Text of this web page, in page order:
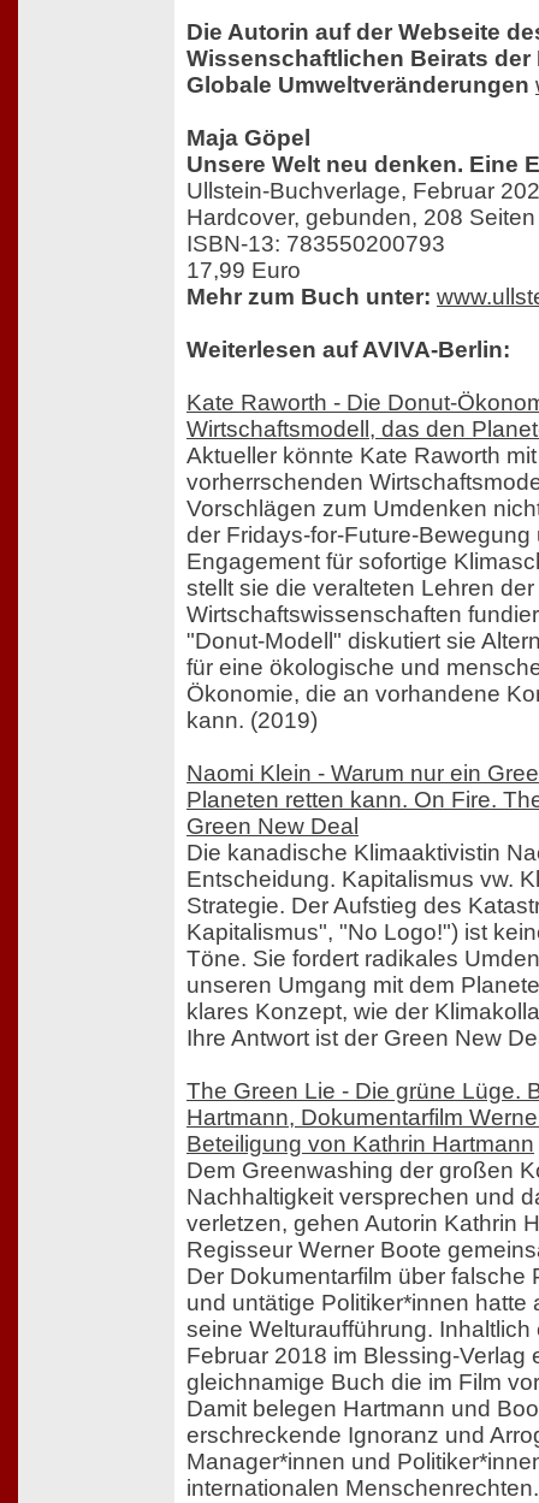
Die Autorin auf der Webseite
Wissenschaftlichen Beirats
Globale Umweltveränderungen
Maja Göpel
Unsere Welt neu denken. Eine
Ullstein-Buchverlage, Februar
Hardcover, gebunden, 208 Seiten
ISBN-13: 783550200793
17,99 Euro
Mehr zum Buch unter:
Weiterlesen auf AVIVA-Berlin:
Kate Raworth - Die Donut-
Wirtschaftsmodell, das den
Aktueller könnte Kate Raworth
vorherrschenden
Vorschlägen zum Umdenken
der Fridays-for-Future-Bewegung
Engagement für sofortige
stellt sie die veralteten Lehren der
Wirtschaftswissenschaften
"Donut-Modell" diskutiert sie
für eine ökologische und
Ökonomie, die an vorhandene
kann. (2019)
Naomi Klein - Warum nur ein
Planeten retten kann. On Fire.
Green New Deal
Die kanadische Klimaaktivistin
Entscheidung. Kapitalismus vw.
Strategie. Der Aufstieg des
Kapitalismus", "No Logo!") ist
Töne. Sie fordert radikales
unseren Umgang mit dem
klares Konzept, wie der
Ihre Antwort ist der Green New
The Green Lie - Die grüne Lüge.
Hartmann, Dokumentarfilm
Beteiligung von Kathrin Hartmann
Dem Greenwashing der großen
Nachhaltigkeit versprechen und
verletzen, gehen Autorin Kathrin
Regisseur Werner Boote
Der Dokumentarfilm über falsche
und untätige Politiker*innen hatte
seine Welturaufführung. Inhaltlich
Februar 2018 im Blessing-Verlag
gleichnamige Buch die im Film
Damit belegen Hartmann und
erschreckende Ignoranz und
Manager*innen und
internationalen